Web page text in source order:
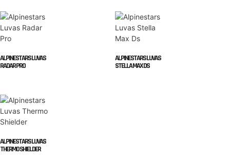
ALPINESTARS LUVAS
RADAR PRO
ALPINESTARS LUVAS
STELLA MAX DS
ALPINESTARS LUVAS
THERMO SHIELDER